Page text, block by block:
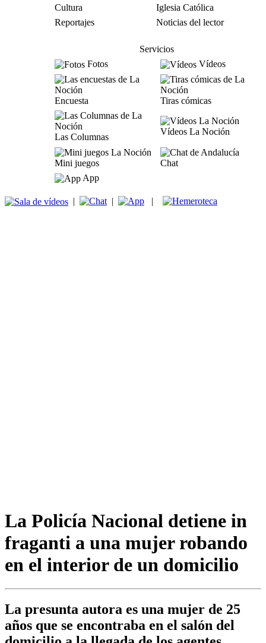
Cultura
Iglesia Católica
Reportajes
Noticias del lector
Servicios
Fotos
Vídeos
Encuesta Tiras cómicas
Las Columnas
Vídeos La Noción
Mini juegos
Chat
App
| | |
La Policía Nacional detiene in
fraganti a una mujer robando
en el interior de un domicilio
La presunta autora es una mujer de 25
años que se encontraba en el salón del